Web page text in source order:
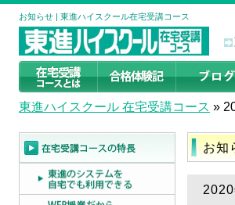
お知らせ | 東進ハイスクール在宅受講コース
東進ハイスクール 在宅受講コース »
お知